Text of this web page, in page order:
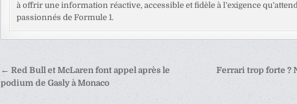
à offrir une information réactive, accessible et fidèle à l’exigence
passionnés de Formule 1.
Navigation
de
Ferrari trop forte ?
← Red Bull et McLaren font appel après le
podium de Gasly à Monaco